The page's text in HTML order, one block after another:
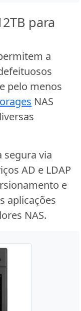
para
a
pelo menos
NAS
via
AD e LDAP
e
aplicações
NAS.